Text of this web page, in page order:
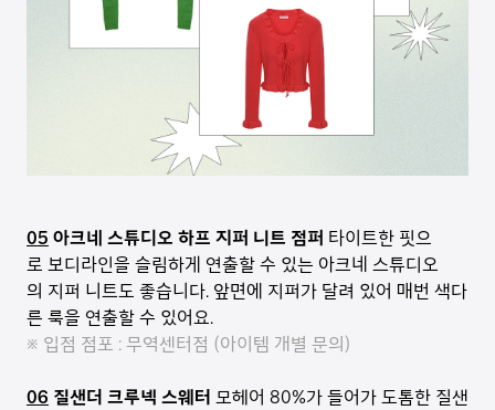
05 아크네 스튜디오 하프 지퍼 니트 점퍼 타이트한 핏으
로 보디라인을 슬림하게 연출할 수 있는 아크네 스튜디오
의 지퍼 니트도 좋습니다. 앞면에 지퍼가 달려 있어 매번 색다
른 룩을 연출할 수 있어요.
※ 입점 점포 : 무역센터점 (아이템 개별 문의)
06 질샌더 크루넥 스웨터 모헤어 80%가 들어가 도톰한 질샌